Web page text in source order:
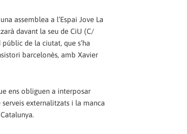
assemblea a l’Espai Jove La
davant la seu de CiU (C/
de la ciutat, que s’ha
barcelonès, amb Xavier
ens obliguen a interposar
externalitzats i la manca